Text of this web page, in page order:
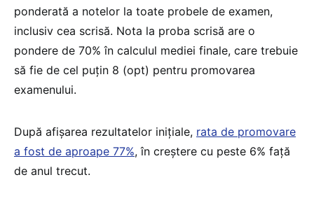
ponderată a notelor la toate probele de examen,
inclusiv cea scrisă. Nota la proba scrisă are o
pondere de 70% în calculul mediei finale, care trebuie
să fie de cel puțin 8 (opt) pentru promovarea
examenului.
După afișarea rezultatelor inițiale, rata de promovare
a fost de aproape 77%, în creștere cu peste 6% față
de anul trecut.